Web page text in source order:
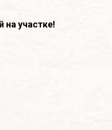
на участке!